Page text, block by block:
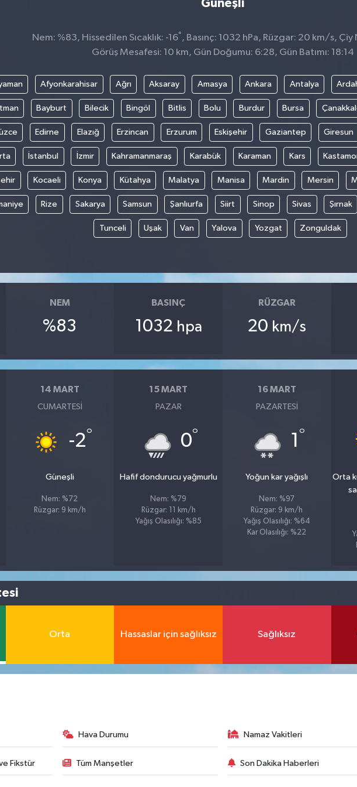
Güneşli
Nem: %83, Hissedilen Sıcaklık: -16° , Basınç: 1032 hPa, Rüzgar: 20 km/s, Çiy
Görüş Mesafesi: 10 km, Gün Doğumu: 6:28, Gün Batımı: 18:14
Afyonkarahisar Ağrı Aksaray Amasya Ankara Antalya
Bayburt Bilecik Bingöl Bitlis Bolu Burdur Bursa
Edirne Elazığ Erzincan Erzurum Eskişehir Gaziantep Giresun
İstanbul İzmir Kahramanmaraş Karabük Karaman Kars
Kocaeli Konya Kütahya Malatya Manisa Mardin Mersin
Rize Sakarya Samsun Şanlıurfa Siirt Sinop Sivas Şırnak
Tunceli Uşak Van Yalova Yozgat Zonguldak
NEM
%83
BASINÇ
1032 hpa
RÜZGAR
20 km/s
14 MART
CUMARTESI
-2°
Güneşli
Nem: %72
Rüzgar: 9 km/h
15 MART
PAZAR
0°
Hafif dondurucu yağmurlu
Nem: %79
Rüzgar: 11 km/h
Yağış Olasılığı: %85
16 MART
PAZARTESI
1 °
Yoğun kar yağışlı
Nem: %97
Rüzgar: 9 km/h
Yağış Olasılığı: %64
Kar Olasılığı: %22
Orta
Orta Hassaslar için sağlıksız Sağlıksız
Hava Durumu Namaz Vakitleri
Fikstür Tüm Manşetler Son Dakika Haberleri